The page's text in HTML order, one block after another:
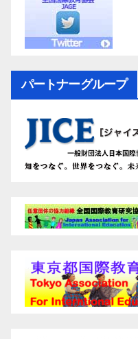
パートナーグループ